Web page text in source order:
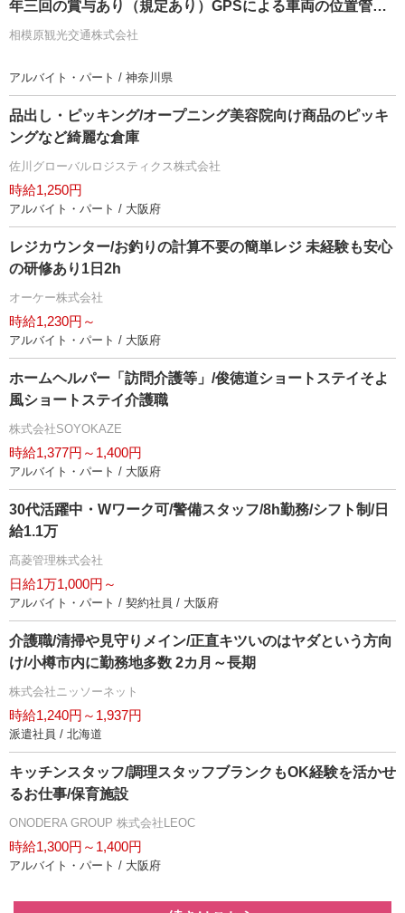
年三回の賞与あり（規定あり）GPSによる車両の位置管理
で迅速に配車致します徹底洗車でいつでも綺麗な車輌！！
せずに採用可能！！
相模原観光交通株式会社
アルバイト・パート / 神奈川県
品出し・ピッキング/オープニング美容院向け商品のピッキ
ングなど綺麗な倉庫
佐川グローバルロジスティクス株式会社
時給1,250円
アルバイト・パート / 大阪府
レジカウンター/お釣りの計算不要の簡単レジ 未経験も安心
の研修あり1日2h
オーケー株式会社
時給1,230円～
アルバイト・パート / 大阪府
ホームヘルパー「訪問介護等」/俊徳道ショートステイそよ
風ショートステイ介護職
株式会社SOYOKAZE
時給1,377円～1,400円
アルバイト・パート / 大阪府
30代活躍中・Wワーク可/警備スタッフ/8h勤務/シフト制/日
給1.1万
髙菱管理株式会社
日給1万1,000円～
アルバイト・パート / 契約社員 / 大阪府
介護職/清掃や見守りメイン/正直キツいのはヤダという方向
け/小樽市内に勤務地多数 2カ月～長期
株式会社ニッソーネット
時給1,240円～1,937円
派遣社員 / 北海道
キッチンスタッフ/調理スタッフブランクもOK経験を活かせ
るお仕事/保育施設
ONODERA GROUP 株式会社LEOC
時給1,300円～1,400円
アルバイト・パート / 大阪府